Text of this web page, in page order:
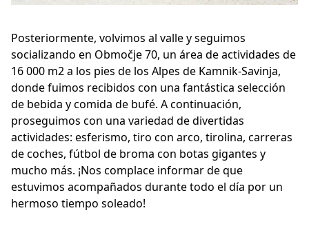
Posteriormente, volvimos al valle y seguimos
socializando en Območje 70, un área de actividades de
16 000 m2 a los pies de los Alpes de Kamnik-Savinja,
donde fuimos recibidos con una fantástica selección
de bebida y comida de bufé. A continuación,
proseguimos con una variedad de divertidas
actividades: esferismo, tiro con arco, tirolina, carreras
de coches, fútbol de broma con botas gigantes y
mucho más. ¡Nos complace informar de que
estuvimos acompañados durante todo el día por un
hermoso tiempo soleado!